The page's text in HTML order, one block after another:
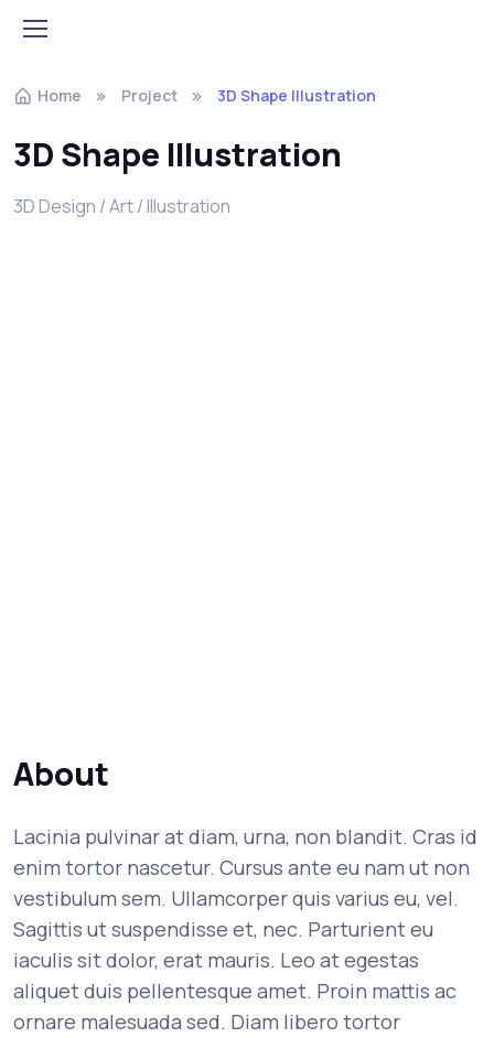
Home Project 3D Shape Illustration
3D Shape Illustration
3D Design / Art / Illustration
About
Lacinia pulvinar at diam, urna, non blandit. Cras id
enim tortor nascetur. Cursus ante eu nam ut non
vestibulum sem. Ullamcorper quis varius eu, vel.
Sagittis ut suspendisse et, nec. Parturient eu
iaculis sit dolor, erat mauris. Leo at egestas
aliquet duis pellentesque amet. Proin mattis ac
ornare malesuada sed. Diam libero tortor